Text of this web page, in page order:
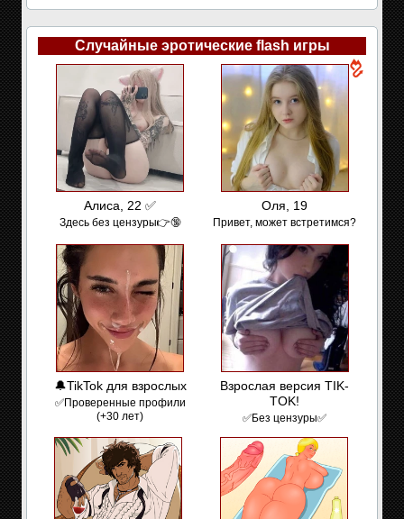
Случайные эротические flash игры
Алиса, 22 ✅
Здесь без цензуры👉🔞
Оля, 19
Привет, может встретимся?
🔔TikTok для взрослых
✅Проверенные профили
(+30 лет)
Взрослая версия TIK-
TOK!
✅Без цензуры✅